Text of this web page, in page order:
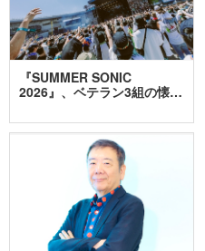
『SUMMER SONIC
2026』、ベテラン3組の懐…